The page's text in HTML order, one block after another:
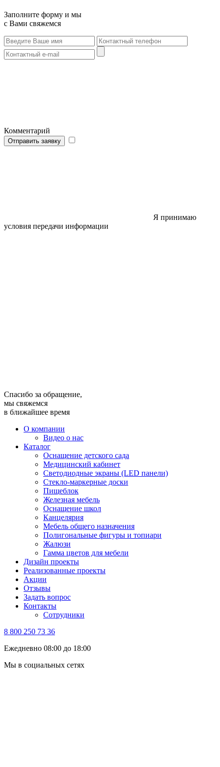
Заполните форму и мы
с Вами свяжемся
Комментарий
Отправить заявку
Я принимаю
условия передачи информации
Спасибо за обращение,
мы свяжемся
в ближайшее время
О компании
Видео о нас
Каталог
Оснащение детского сада
Медицинский кабинет
Светодиодные экраны (LED панели)
Стекло-маркерные доски
Пищеблок
Железная мебель
Оснащение школ
Канцелярия
Мебель общего назначения
Полигональные фигуры и топиари
Жалюзи
Гамма цветов для мебели
Дизайн проекты
Реализованные проекты
Акции
Отзывы
Задать вопрос
Контакты
Сотрудники
8 800 250 73 36
Ежедневно 08:00 до 18:00
Мы в социальных сетях